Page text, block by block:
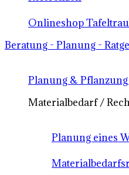
Onlineshop
Beratung - Planung -
Planung &
Materialbedarf /
Planung eines